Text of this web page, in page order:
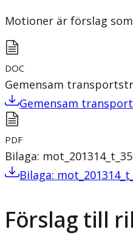
Motioner är förslag
DOC
Gemensam
Gemensam
PDF
Bilaga:
Bilaga:
Förslag till